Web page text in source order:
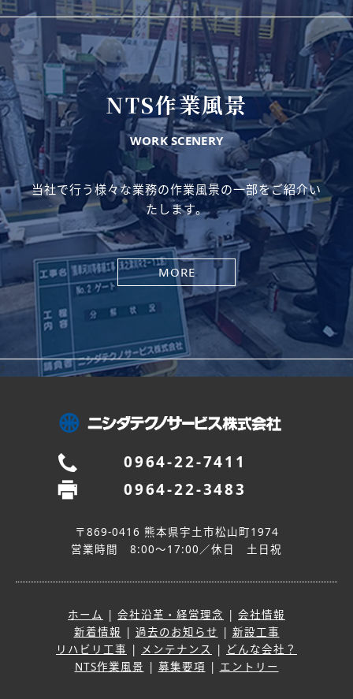
NTS作業風景
WORK SCENERY
当社で行う様々な業務の作業風景の一部をご紹介い
たします。
MORE
7
0964-22-7411
0964-22-3483
〒869-0416 熊本県宇土市松山町1974
営業時間 8:00～17:00／休日 土日祝
ホーム | 会社沿革・経営理念 | 会社情報
新着情報 | 過去のお知らせ | 新設工事
リハビリ工事 | メンテナンス | どんな会社？
NTS作業風景 | 募集要項 | エントリー